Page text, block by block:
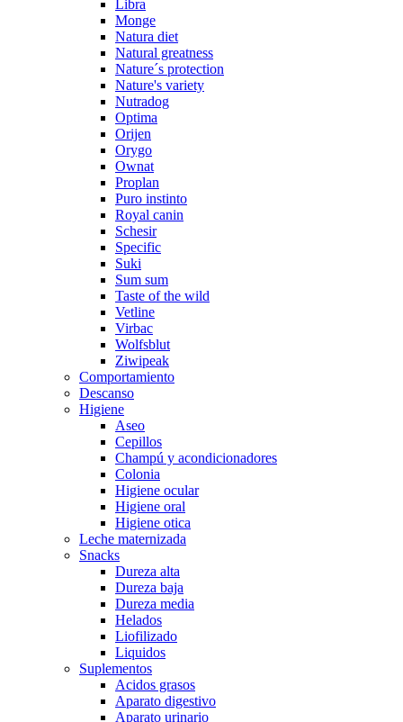
Libra
Monge
Natura diet
Natural greatness
Nature´s protection
Nature's variety
Nutradog
Optima
Orijen
Orygo
Ownat
Proplan
Puro instinto
Royal canin
Schesir
Specific
Suki
Sum sum
Taste of the wild
Vetline
Virbac
Wolfsblut
Ziwipeak
Comportamiento
Descanso
Higiene
Aseo
Cepillos
Champú y acondicionadores
Colonia
Higiene ocular
Higiene oral
Higiene otica
Leche maternizada
Snacks
Dureza alta
Dureza baja
Dureza media
Helados
Liofilizado
Liquidos
Suplementos
Acidos grasos
Aparato digestivo
Aparato urinario